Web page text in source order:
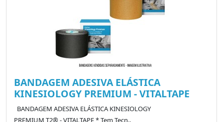
BANDAGEM ADESIVA ELÁSTICA
KINESIOLOGY PREMIUM - VITALTAPE
BANDAGEM ADESIVA ELÁSTICA KINESIOLOGY
PREMIUM T2® - VITALTAPE * Tem Tecn..